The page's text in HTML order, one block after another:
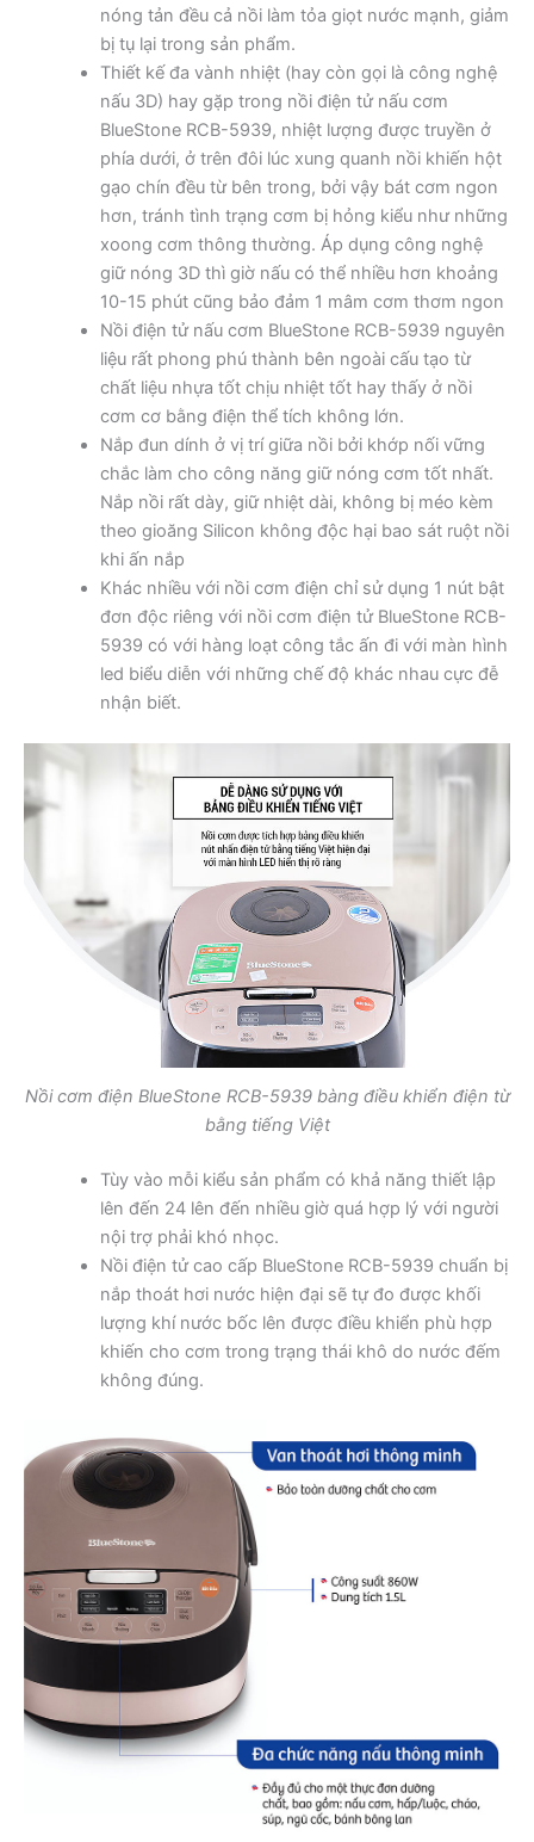
nóng tản đều cả nồi làm tỏa giọt nước mạnh, giảm
bị tụ lại trong sản phẩm.
Thiết kế đa vành nhiệt (hay còn gọi là công nghệ
nấu 3D) hay gặp trong nồi điện tử nấu cơm
BlueStone RCB-5939, nhiệt lượng được truyền ở
phía dưới, ở trên đôi lúc xung quanh nồi khiến hột
gạo chín đều từ bên trong, bởi vậy bát cơm ngon
hơn, tránh tình trạng cơm bị hỏng kiểu như những
xoong cơm thông thường. Áp dụng công nghệ
giữ nóng 3D thì giờ nấu có thể nhiều hơn khoảng
10-15 phút cũng bảo đảm 1 mâm cơm thơm ngon
Nồi điện tử nấu cơm BlueStone RCB-5939 nguyên
liệu rất phong phú thành bên ngoài cấu tạo từ
chất liệu nhựa tốt chịu nhiệt tốt hay thấy ở nồi
cơm cơ bằng điện thể tích không lớn.
Nắp đun dính ở vị trí giữa nồi bởi khớp nối vững
chắc làm cho công năng giữ nóng cơm tốt nhất.
Nắp nồi rất dày, giữ nhiệt dài, không bị méo kèm
theo gioăng Silicon không độc hại bao sát ruột nồi
khi ấn nắp
Khác nhiều với nồi cơm điện chỉ sử dụng 1 nút bật
đơn độc riêng với nồi cơm điện tử BlueStone RCB-
5939 có với hàng loạt công tắc ấn đi với màn hình
led biểu diễn với những chế độ khác nhau cực đễ
nhận biết.
Nồi cơm điện BlueStone RCB-5939 bàng điều khiển điện từ
bằng tiếng Việt
Tùy vào mỗi kiểu sản phẩm có khả năng thiết lập
lên đến 24 lên đến nhiều giờ quá hợp lý với người
nội trợ phải khó nhọc.
Nồi điện tử cao cấp BlueStone RCB-5939 chuẩn bị
nắp thoát hơi nước hiện đại sẽ tự đo được khối
lượng khí nước bốc lên được điều khiển phù hợp
khiến cho cơm trong trạng thái khô do nước đếm
không đúng.